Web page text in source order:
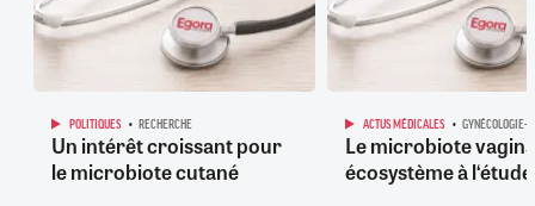
POLITIQUES RECHERCHE
Un intérêt croissant pour
le microbiote cutané
ACTUS MÉDICALES GYNÉCOLOGIE-
Le microbiote
écosystème à l‘étude